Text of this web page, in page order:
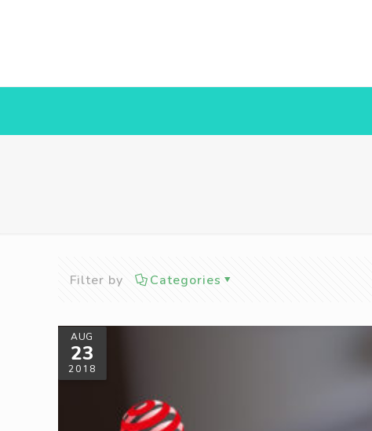
Filter by Categories
AUG
23
2018